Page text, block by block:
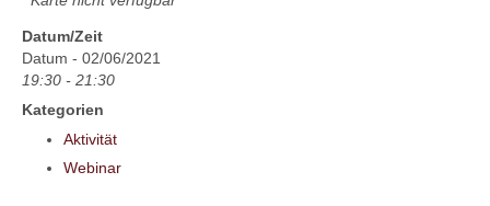
Datum/Zeit
Datum - 02/06/2021
19:30 - 21:30
Kategorien
Aktivität
Webinar